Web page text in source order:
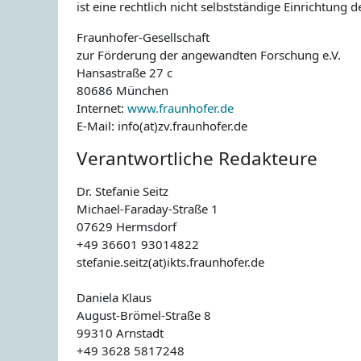
ist eine rechtlich nicht selbstständige Einrichtung
Fraunhofer-Gesellschaft
zur Förderung der angewandten Forschung e.V.
Hansastraße 27 c
80686 München
Internet: www.fraunhofer.de
E-Mail: info(at)zv.fraunhofer.de
Verantwortliche Redakteure
Dr. Stefanie Seitz
Michael-Faraday-Straße 1
07629 Hermsdorf
+49 36601 93014822
stefanie.seitz(at)ikts.fraunhofer.de
Daniela Klaus
August-Brömel-Straße 8
99310 Arnstadt
+49 3628 5817248